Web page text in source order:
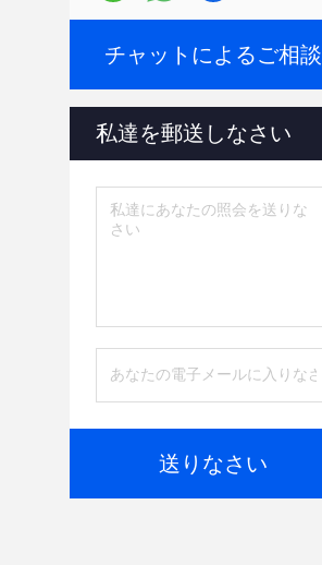
チャットによるご相談
私達を郵送しなさい
送りなさい